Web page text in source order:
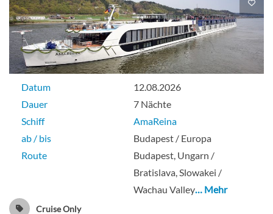
Datum
12.08.2026
Dauer
7 Nächte
Schiff
AmaReina
ab / bis
Budapest / Europa
Route
Budapest, Ungarn /
Bratislava, Slowakei /
Wachau Valley… Mehr
Cruise Only